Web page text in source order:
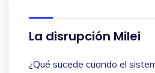
La disrupción Milei
¿Qué sucede cuando el